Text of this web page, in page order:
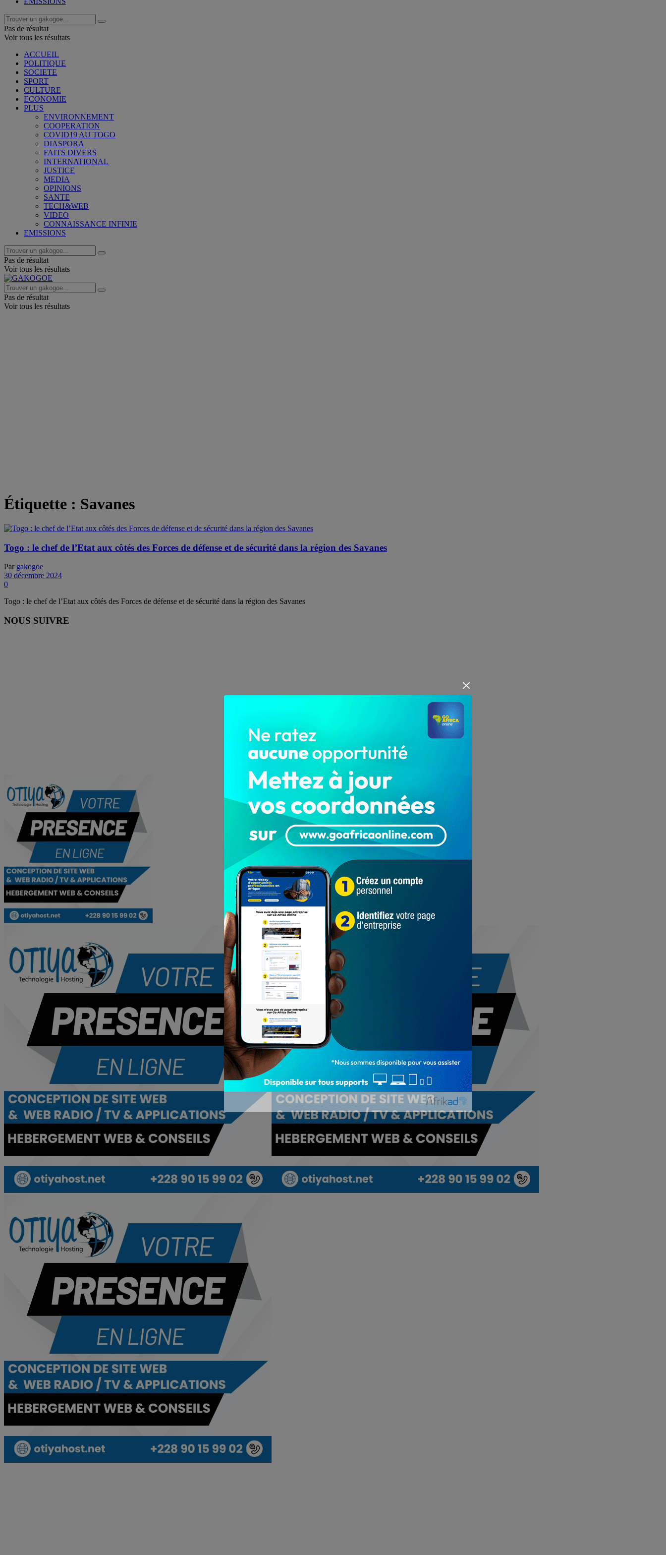
Pas de résultat
Voir tous les résultats
ACCUEIL
POLITIQUE
SOCIETE
SPORT
CULTURE
ECONOMIE
PLUS
ENVIRONNEMENT
COOPERATION
COVID19 AU TOGO
DIASPORA
FAITS DIVERS
INTERNATIONAL
JUSTICE
MEDIA
OPINIONS
SANTE
TECH&WEB
VIDEO
CONNAISSANCE INFINIE
EMISSIONS
Pas de résultat
Voir tous les résultats
Pas de résultat
Voir tous les résultats
Étiquette : Savanes
Togo : le chef de l’Etat aux côtés des Forces de défense et de sécurité dans la région des Savanes
Par gakogoe
30 décembre 2024
0
Togo : le chef de l’Etat aux côtés des Forces de défense et de sécurité dans la région des Savanes
NOUS SUIVRE